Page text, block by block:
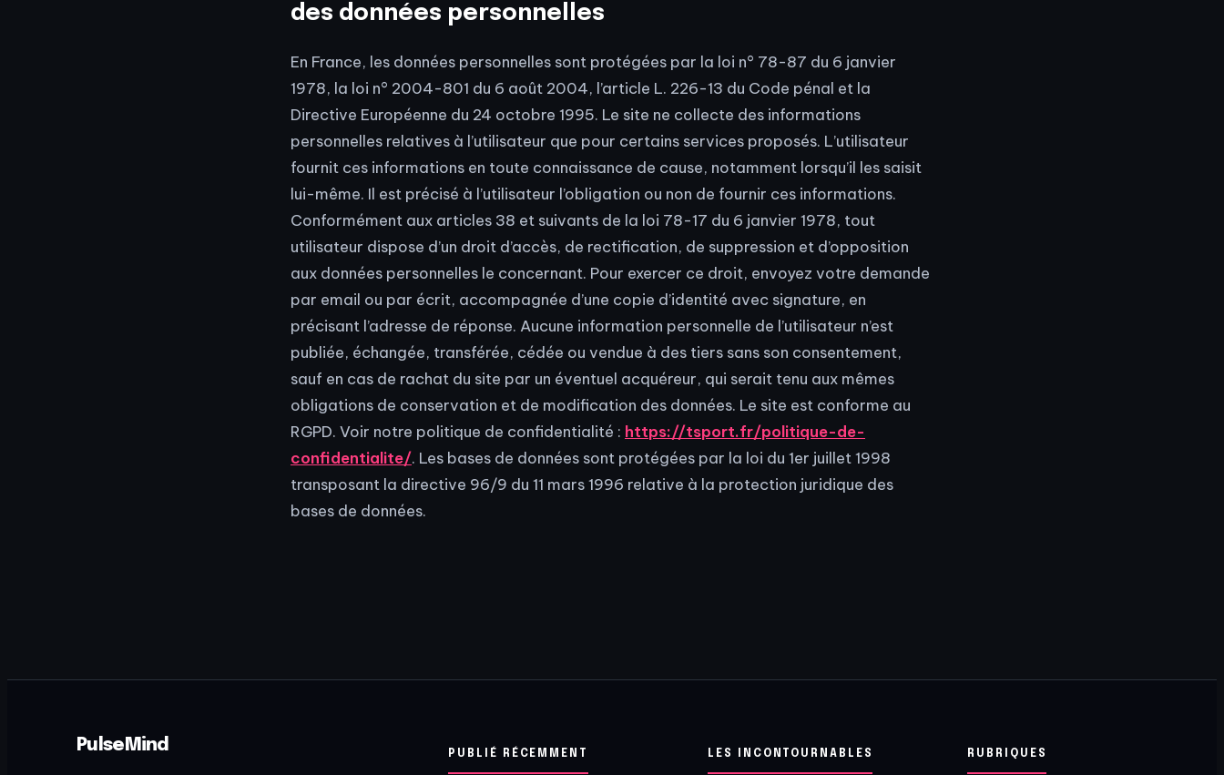
des données personnelles
En France, les données personnelles sont protégées par la loi n° 78-87 du 6 janvier
1978, la loi n° 2004-801 du 6 août 2004, l’article L. 226-13 du Code pénal et la
Directive Européenne du 24 octobre 1995. Le site ne collecte des informations
personnelles relatives à l’utilisateur que pour certains services proposés. L’utilisateur
fournit ces informations en toute connaissance de cause, notamment lorsqu’il les saisit
lui-même. Il est précisé à l’utilisateur l’obligation ou non de fournir ces informations.
Conformément aux articles 38 et suivants de la loi 78-17 du 6 janvier 1978, tout
utilisateur dispose d’un droit d’accès, de rectification, de suppression et d’opposition
aux données personnelles le concernant. Pour exercer ce droit, envoyez votre demande
par email ou par écrit, accompagnée d’une copie d’identité avec signature, en
précisant l’adresse de réponse. Aucune information personnelle de l’utilisateur n’est
publiée, échangée, transférée, cédée ou vendue à des tiers sans son consentement,
sauf en cas de rachat du site par un éventuel acquéreur, qui serait tenu aux mêmes
obligations de conservation et de modification des données. Le site est conforme au
RGPD. Voir notre politique de confidentialité : https://tsport.fr/politique-de-
confidentialite/. Les bases de données sont protégées par la loi du 1er juillet 1998
transposant la directive 96/9 du 11 mars 1996 relative à la protection juridique des
bases de données.
PulseMind PUBLIÉ RÉCEMMENT LES INCONTOURNABLES RUBRIQUES